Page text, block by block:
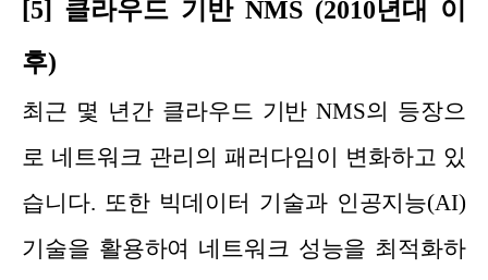
[5] 클라우드 기반 NMS (2010년대 이
후)
최근 몇 년간 클라우드 기반 NMS의 등장으
로 네트워크 관리의 패러다임이 변화하고 있
습니다. 또한 빅데이터 기술과 인공지능(AI)
기술을 활용하여 네트워크 성능을 최적화하